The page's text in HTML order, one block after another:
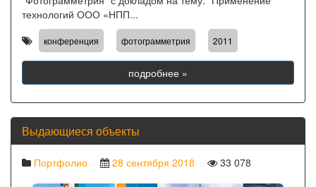
технологий ООО «НПП...
конференция фотограмметрия 2011
подробнее »
Выдающиеся объекты
Портфолио 28 сентября 2018 33 078